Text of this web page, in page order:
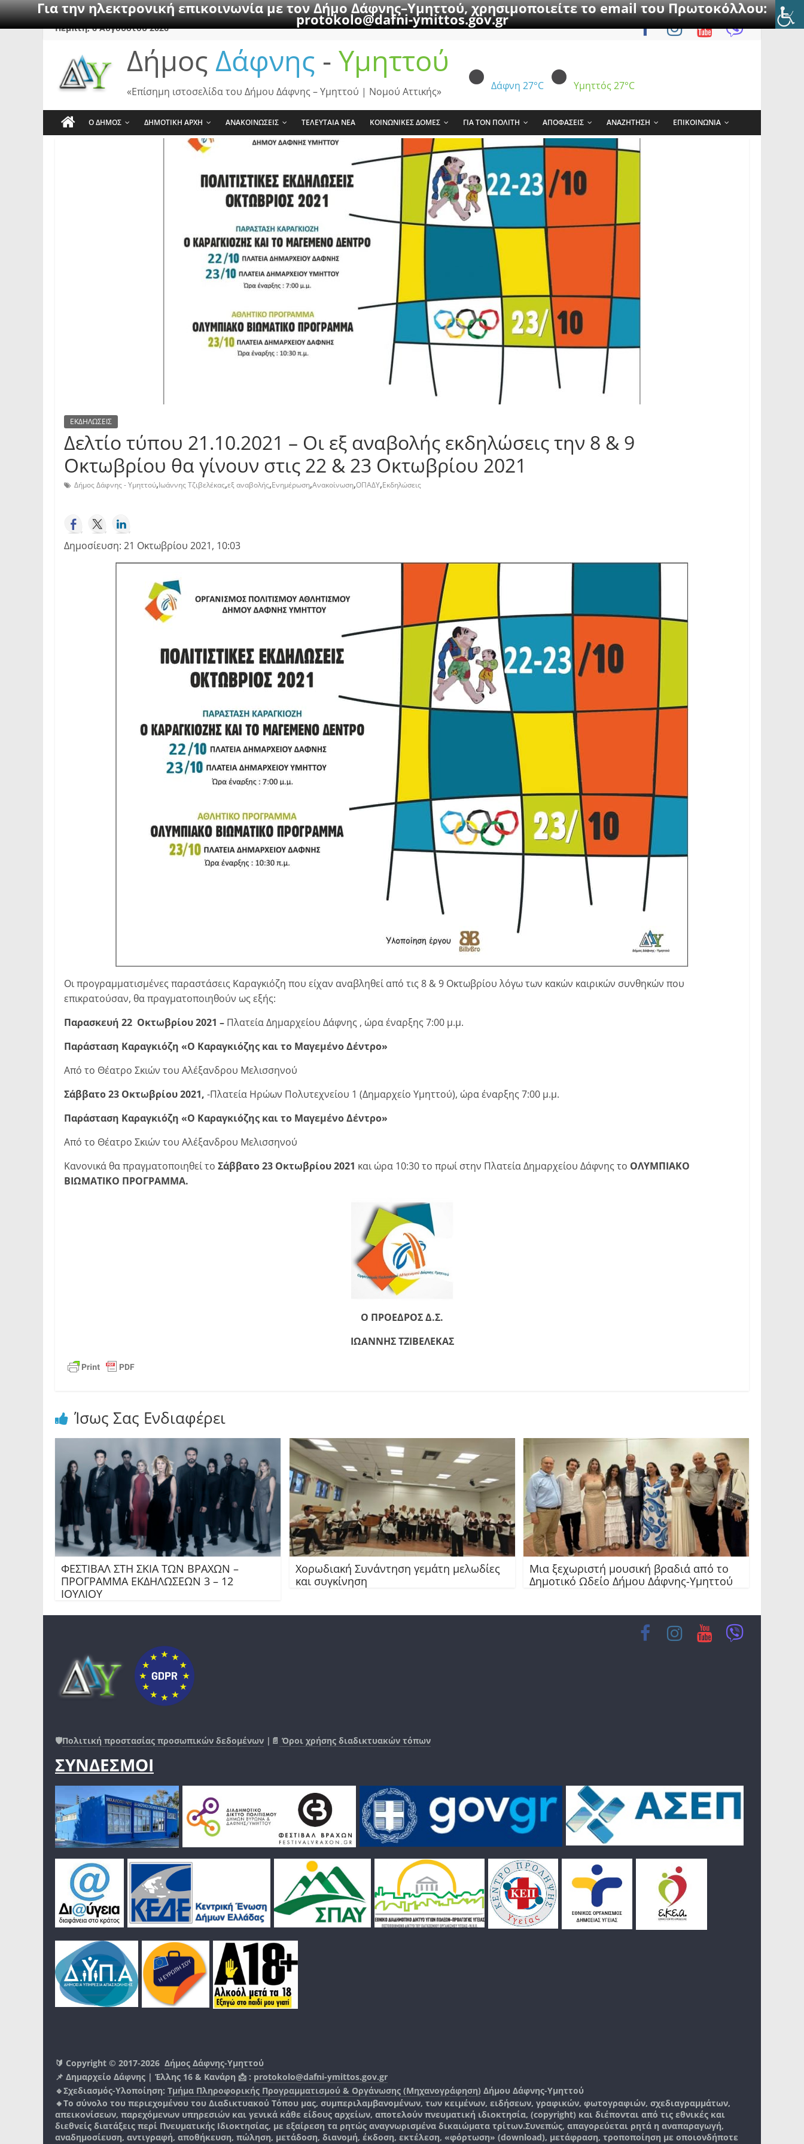
Για την ηλεκτρονική επικοινωνία με τον Δήμο Δάφνης–Υμηττού, χρησιμοποιείτε το email του Πρωτοκόλλου:
protokolo@dafni-ymittos.gov.gr
SkipΠέμπτη, 6 Αυγούστου 2026
Δήμος Δάφνης - Υμηττού
Δάφνη 27°C Υμηττός 27°C
«Επίσημη ιστοσελίδα του Δήμου Δάφνης – Υμηττού | Νομού Αττικής»
Ο ΔΗΜΟΣ ΔΗΜΟΤΙΚΗ ΑΡΧΗ ΑΝΑΚΟΙΝΩΣΕΙΣ ΤΕΛΕΥΤΑΙΑ ΝΕΑ ΚΟΙΝΩΝΙΚΕΣ ΔΟΜΕΣ ΓΙΑ ΤΟΝ ΠΟΛΙΤΗ ΑΠΟΦΑΣΕΙΣ ΑΝΑΖΗΤΗΣΗ ΕΠΙΚΟΙΝΩΝΙΑ
ΕΚΔΗΛΩΣΕΙΣ
Δελτίο τύπου 21.10.2021 – Οι εξ αναβολής εκδηλώσεις την 8 & 9
Οκτωβρίου θα γίνουν στις 22 & 23 Οκτωβρίου 2021
Δήμος Δάφνης - Υμηττού,Ιωάννης Τζιβελέκας,εξ αναβολής,Ενημέρωση,Ανακοίνωση,ΟΠΑΔΥ,Εκδηλώσεις
Δημοσίευση: 21 Οκτωβρίου 2021, 10:03
Οι προγραμματισμένες παραστάσεις Καραγκιόζη που είχαν αναβληθεί από τις 8 & 9 Οκτωβρίου λόγω των κακών καιρικών συνθηκών που
επικρατούσαν, θα πραγματοποιηθούν ως εξής:
Παρασκευή 22 Οκτωβρίου 2021 – Πλατεία Δημαρχείου Δάφνης , ώρα έναρξης 7:00 μ.μ.
Παράσταση Καραγκιόζη «Ο Καραγκιόζης και το Μαγεμένο Δέντρο»
Από το Θέατρο Σκιών του Αλέξανδρου Μελισσηνού
Σάββατο 23 Οκτωβρίου2021, -Πλατεία Ηρώων Πολυτεχνείου 1 (Δημαρχείο Υμηττού), ώρα έναρξης 7:00 μ.μ.
Παράσταση Καραγκιόζη «Ο Καραγκιόζης και το Μαγεμένο Δέντρο»
Από το Θέατρο Σκιών του Αλέξανδρου Μελισσηνού
Κανονικά θα πραγματοποιηθεί το Σάββατο 23 Οκτωβρίου 2021 και ώρα 10:30 το πρωί στην Πλατεία Δημαρχείου Δάφνης το ΟΛΥΜΠΙΑΚΟ
ΒΙΩΜΑΤΙΚΟ ΠΡΟΓΡΑΜΜΑ.
Ο ΠΡΟΕΔΡΟΣ Δ.Σ.
ΙΩΑΝΝΗΣ ΤΖΙΒΕΛΕΚΑΣ
Ίσως Σας Ενδιαφέρει
ΦΕΣΤΙΒΑΛ ΣΤΗ ΣΚΙΑ ΤΩΝ ΒΡΑΧΩΝ –
ΠΡΟΓΡΑΜΜΑ ΕΚΔΗΛΩΣΕΩΝ 3 – 12
ΙΟΥΛΙΟΥ
Χορωδιακή Συνάντηση γεμάτη μελωδίες
και συγκίνηση
Μια ξεχωριστή μουσική βραδιά από το
Δημοτικό Ωδείο Δήμου Δάφνης-Υμηττού
🛡️Πολιτική προστασίας προσωπικών δεδομένων |📄 Όροι χρήσης διαδικτυακών τόπων
ΣΥΝΔΕΣΜΟΙ
🔰 Copyright © 2017-2026 Δήμος Δάφνης-Υμηττού
📌 Δημαρχείο Δάφνης | Έλλης 16 & Κανάρη 📩 : protokolo@dafni-ymittos.gov.gr
🔹Σχεδιασμός-Υλοποίηση: Τμήμα Πληροφορικής Προγραμματισμού & Οργάνωσης (Μηχανογράφηση) Δήμου Δάφνης-Υμηττού
🔸Το σύνολο του περιεχομένου του Διαδικτυακού Τόπου μας, συμπεριλαμβανομένων, των κειμένων, ειδήσεων, γραφικών, φωτογραφιών, σχεδιαγραμμάτων,
απεικονίσεων, παρεχόμενων υπηρεσιών και γενικά κάθε είδους αρχείων, αποτελούν πνευματική ιδιοκτησία, (copyright) και διέπονται από τις εθνικές και
διεθνείς διατάξεις περί Πνευματικής Ιδιοκτησίας, με εξαίρεση τα ρητώς αναγνωρισμένα δικαιώματα τρίτων.Συνεπώς, απαγορεύεται ρητά η αναπαραγωγή,
αναδημοσίευση, αντιγραφή, αποθήκευση, πώληση, μετάδοση, διανομή, έκδοση, εκτέλεση, «φόρτωση» (download), μετάφραση, τροποποίηση με οποιονδήποτε